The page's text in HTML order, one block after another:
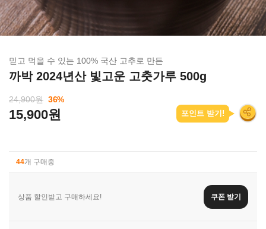
믿고 먹을 수 있는 100% 국산 고추로 만든
까박 2024년산 빛고운 고춧가루 500g
24,900원 36%
15,900원 포인트 받기!
44개 구매중
상품 할인받고 구매하세요! 쿠폰 받기